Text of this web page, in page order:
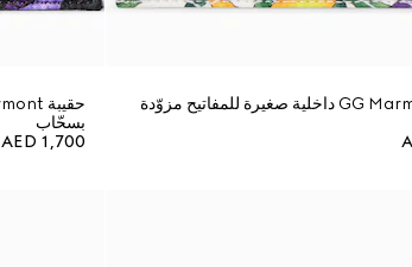
حقيبة GG Marmont داخلية صغيرة للمفاتيح مزوّدة
بسحّاب
AED 1,700